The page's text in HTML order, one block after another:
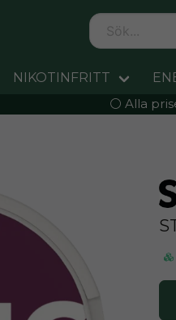
NIKOTINFRITT
⚪️ Alla